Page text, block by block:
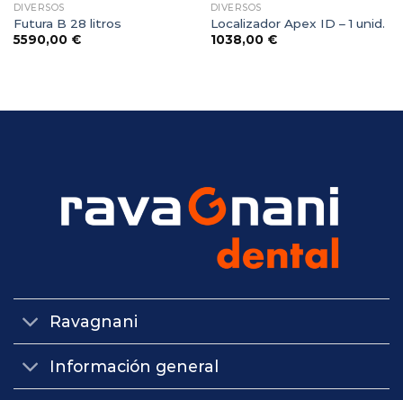
DIVERSOS
Futura B 28 litros
5590,00 €
DIVERSOS
Localizador Apex ID – 1 unid.
1038,00 €
Ravagnani
Información general